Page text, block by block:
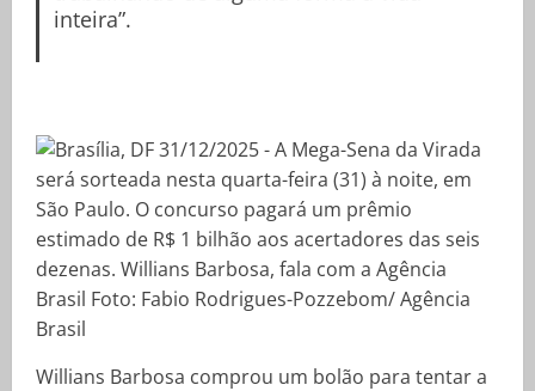
inteira”.
Willians Barbosa comprou um bolão para tentar a